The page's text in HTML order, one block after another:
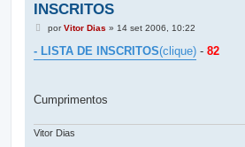
INSCRITOS
M
n
s
m
porVitor Dias » 14 set 2006, 10:22
- LISTA DE INSCRITOS(clique) - 82
Cumprimentos
Vitor Dias